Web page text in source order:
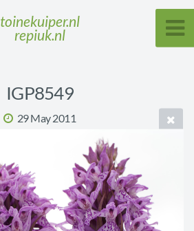
toinekuiper.nl
repiuk.nl
IGP8549
29 May 2011